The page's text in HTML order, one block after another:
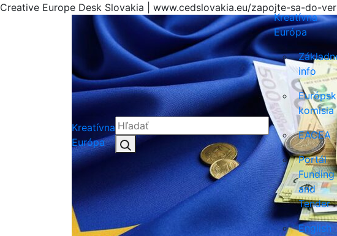
Creative Europe Desk Slovakia | www.cedslovakia.eu/zapojte-sa-do-
Kreatívna
Európa
Hľadať:
Hľadať
Kreatívna
Európa
info
komisia
EACEA
Portál
Funding
and
Tender
English